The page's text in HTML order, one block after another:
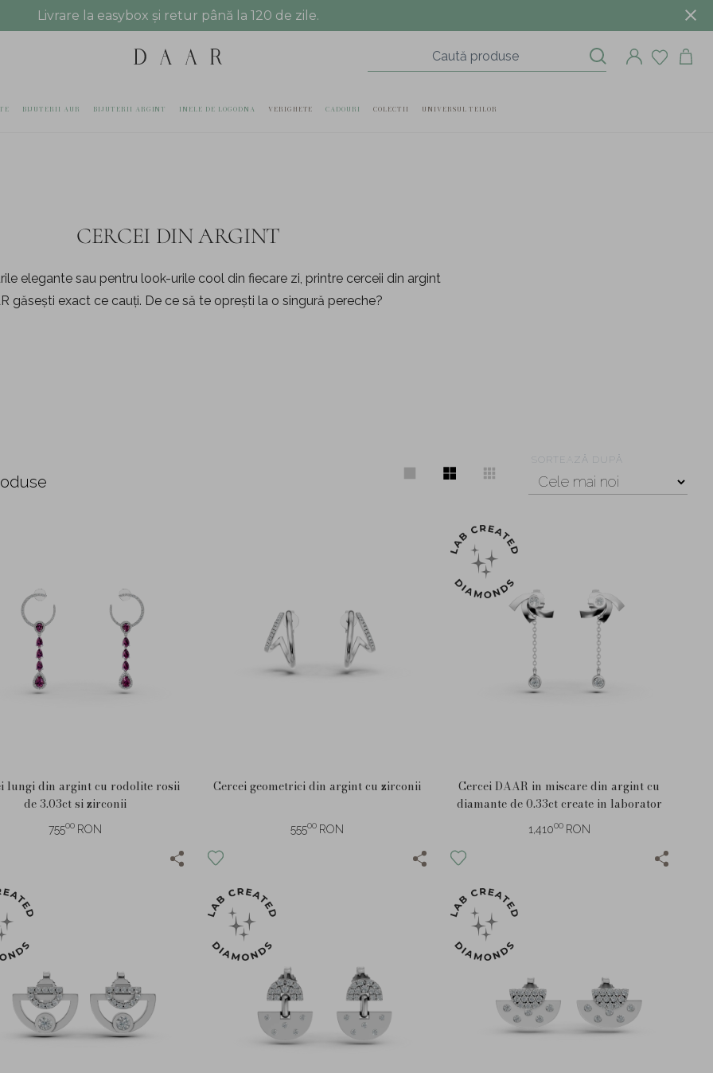
Livrare la easybox și retur până la 120 de zile.
BIJUTERII AUR BIJUTERII ARGINT INELE DE LOGODNA VERIGHETE CADOURI COLECTII UNIVERSUL TEILOR
CERCEI DIN ARGINT
elegante sau pentru look-urile cool din fiecare zi, printre cerceii din argint
găsești exact ce cauți. De ce să te oprești la o singură pereche?
SORTEAZĂ DUPĂ
lungi din argint cu rodolite rosii
de 3.03ct si zirconii
75500 RON
Cercei geometrici din argint cu zirconii
55500 RON
Cercei DAAR in miscare din argint cu
diamante de 0.33ct create in laborator
1,41000 RON